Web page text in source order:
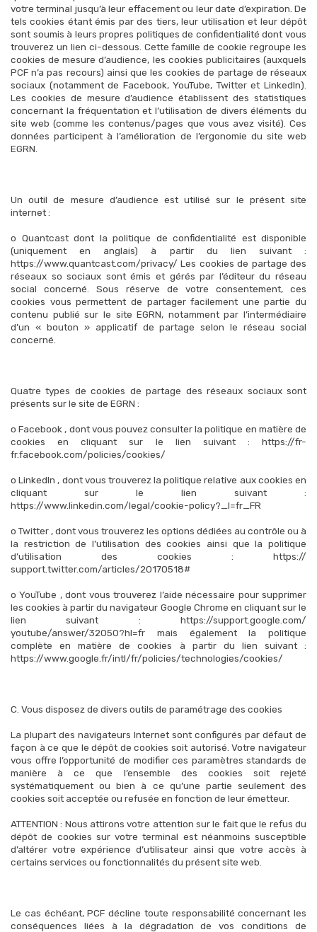
votre terminal jusqu’à leur effacement ou leur date d’expiration. De
tels cookies étant émis par des tiers, leur utilisation et leur dépôt
sont soumis à leurs propres politiques de confidentialité dont vous
trouverez un lien ci-dessous. Cette famille de cookie regroupe les
cookies de mesure d’audience, les cookies publicitaires (auxquels
PCF n’a pas recours) ainsi que les cookies de partage de réseaux
sociaux (notamment de Facebook, YouTube, Twitter et LinkedIn).
Les cookies de mesure d’audience établissent des statistiques
concernant la fréquentation et l’utilisation de divers éléments du
site web (comme les contenus/pages que vous avez visité). Ces
données participent à l’amélioration de l’ergonomie du site web
EGRN.
Un outil de mesure d’audience est utilisé sur le présent site
internet :
o Quantcast dont la politique de confidentialité est disponible
(uniquement en anglais) à partir du lien suivant :
https://www.quantcast.com/privacy/ Les cookies de partage des
réseaux so sociaux sont émis et gérés par l’éditeur du réseau
social concerné. Sous réserve de votre consentement, ces
cookies vous permettent de partager facilement une partie du
contenu publié sur le site EGRN, notamment par l’intermédiaire
d’un « bouton » applicatif de partage selon le réseau social
concerné.
Quatre types de cookies de partage des réseaux sociaux sont
présents sur le site de EGRN :
o Facebook , dont vous pouvez consulter la politique en matière de
cookies en cliquant sur le lien suivant : https://fr-
fr.facebook.com/policies/cookies/
o LinkedIn , dont vous trouverez la politique relative aux cookies en
cliquant sur le lien suivant :
https://www.linkedin.com/legal/cookie-policy?_l=fr_FR
o Twitter , dont vous trouverez les options dédiées au contrôle ou à
la restriction de l’utilisation des cookies ainsi que la politique
d’utilisation des cookies : https://
support.twitter.com/articles/20170518#
o YouTube , dont vous trouverez l’aide nécessaire pour supprimer
les cookies à partir du navigateur Google Chrome en cliquant sur le
lien suivant : https://support.google.com/
youtube/answer/32050?hl=fr mais également la politique
complète en matière de cookies à partir du lien suivant :
https://www.google.fr/intl/fr/policies/technologies/cookies/
C. Vous disposez de divers outils de paramétrage des cookies
La plupart des navigateurs Internet sont configurés par défaut de
façon à ce que le dépôt de cookies soit autorisé. Votre navigateur
vous offre l’opportunité de modifier ces paramètres standards de
manière à ce que l’ensemble des cookies soit rejeté
systématiquement ou bien à ce qu’une partie seulement des
cookies soit acceptée ou refusée en fonction de leur émetteur.
ATTENTION : Nous attirons votre attention sur le fait que le refus du
dépôt de cookies sur votre terminal est néanmoins susceptible
d’altérer votre expérience d’utilisateur ainsi que votre accès à
certains services ou fonctionnalités du présent site web.
Le cas échéant, PCF décline toute responsabilité concernant les
conséquences liées à la dégradation de vos conditions de